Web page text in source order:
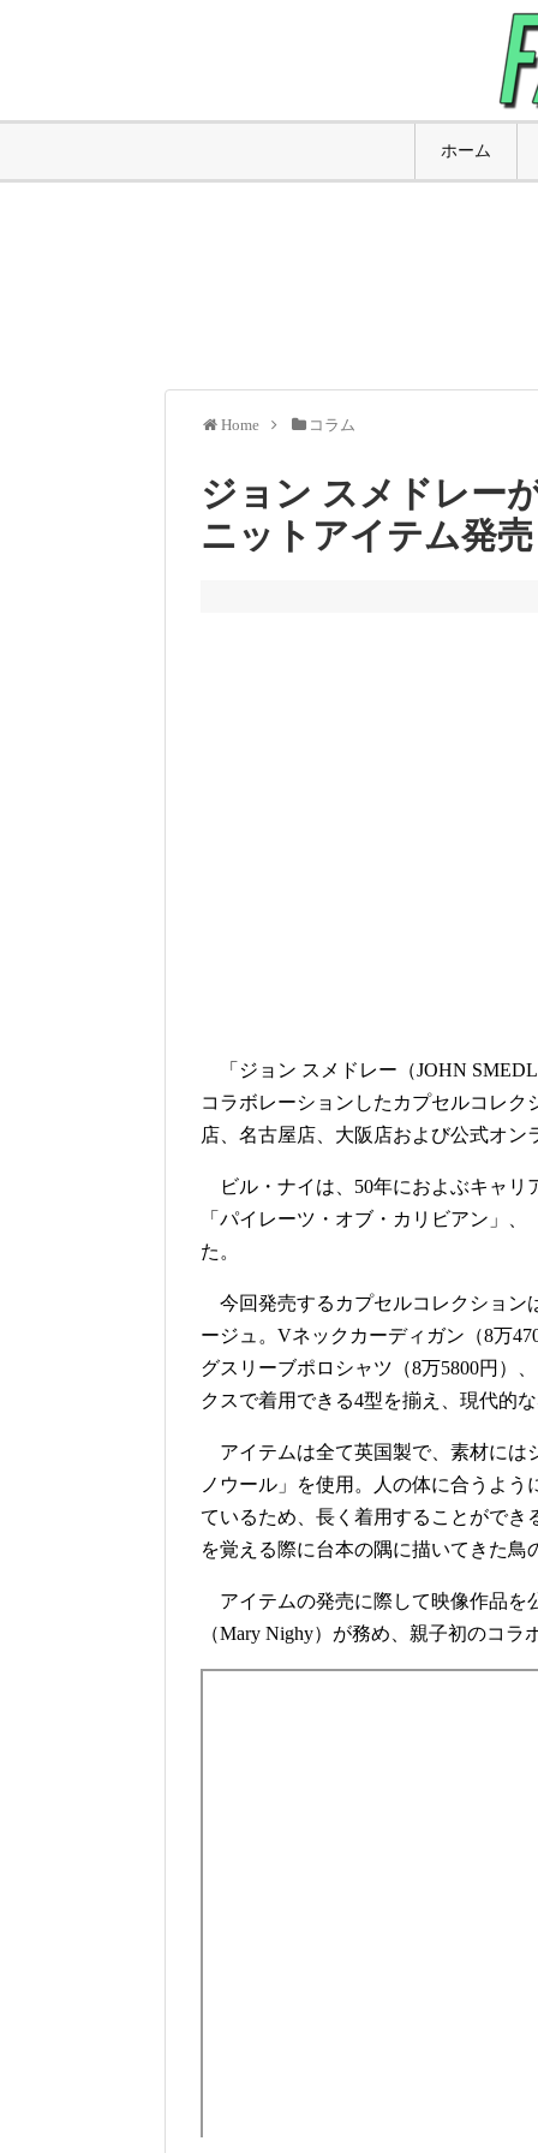
ホーム
Home コラム
ジョン スメドレー
ニットアイテム発売
「ジョン スメドレー（JOHN
コラボレーションしたカプセルコレ
店、名古屋店、大阪店および公式オン
ビル・ナイは、50年におよぶキャリ
「パイレーツ・オブ・カリビアン」
た。
今回発売するカプセルコレクション
ージュ。Vネックカーディガン（8万
グスリーブポロシャツ（8万5800円）
クスで着用できる4型を揃え、現代的
アイテムは全て英国製で、素材には
ノウール」を使用。人の体に合うよ
ているため、長く着用することがで
を覚える際に台本の隅に描いてきた
アイテムの発売に際して映像作品を
（Mary Nighy）が務め、親子初のコラ